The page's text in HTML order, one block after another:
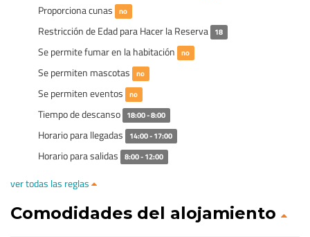
Proporciona cunas no
Restricción de Edad para Hacer la Reserva 18
Se permite fumar en la habitación no
Se permiten mascotas no
Se permiten eventos no
Tiempo de descanso 18:00 - 8:00
Horario para llegadas 14:00 - 17:00
Horario para salidas 8:00 - 12:00
ver todas las reglas
Comodidades del alojamiento